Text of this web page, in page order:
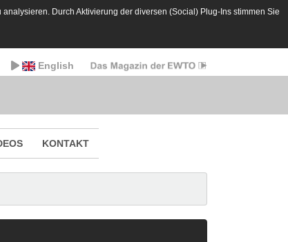
Durch Aktivierung der diversen (Social) Plug-Ins stimmen Sie
English
KONTAKT